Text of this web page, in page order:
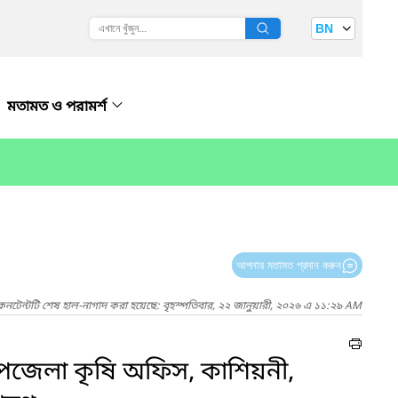
BN
মতামত ও পরামর্শ
আপনার মতামত প্রদান করুন
শেষ হাল-নাগাদ করা হয়েছে: বৃহস্পতিবার, ২২ জানুয়ারী, ২০২৬ এ ১১:২৯ AM
কৃষি অফিস, কাশিয়নী,